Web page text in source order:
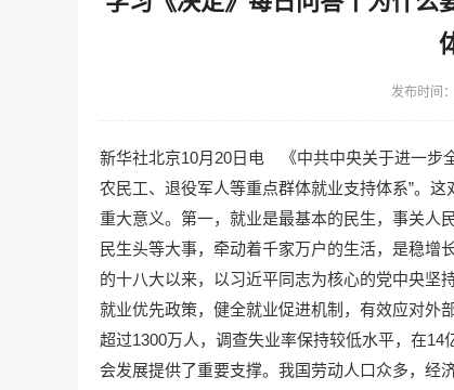
发布时间
新华社北京10月20日电 《中共中央关于进一步
农民工、退役军人等重点群体就业支持体系”。
重大意义。第一，就业是最基本的民生，事关人
民生头等大事，牵动着千家万户的生活，是稳增
的十八大以来，以习近平同志为核心的党中央坚
就业优先政策，健全就业促进机制，有效应对外
超过1300万人，调查失业率保持较低水平，在
会发展提供了重要支撑。我国劳动人口众多，经